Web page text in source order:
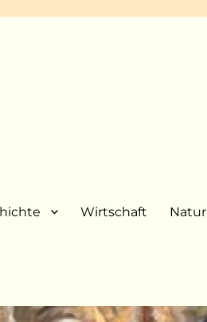
Wirtschaft Natur